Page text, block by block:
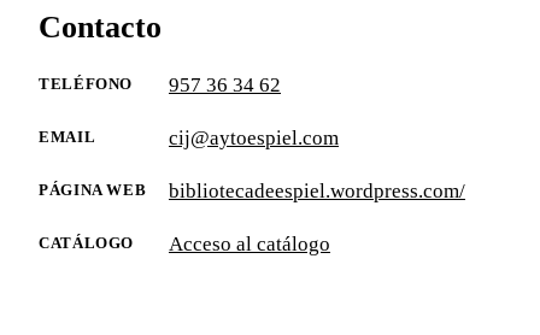
Contacto
TELÉFONO 957 36 34 62
EMAIL cij@aytoespiel.com
PÁGINA WEB bibliotecadeespiel.wordpress.com/
CATÁLOGO Acceso al catálogo